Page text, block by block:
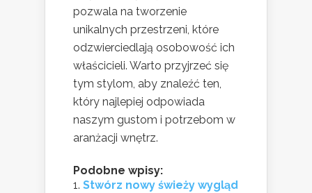
pozwala na tworzenie
unikalnych przestrzeni, które
odzwierciedlają osobowość ich
właścicieli. Warto przyjrzeć się
tym stylom, aby znaleźć ten,
który najlepiej odpowiada
naszym gustom i potrzebom w
aranżacji wnętrz.
Podobne wpisy:
Stwórz nowy świeży wygląd